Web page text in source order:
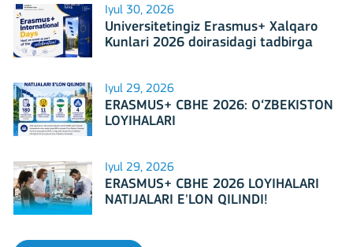
Iyul 30, 2026
Universitetingiz Erasmus+ Xalqaro
Kunlari 2026 doirasidagi tadbirga
Iyul 29, 2026
ERASMUS+ CBHE 2026: O‘ZBEKISTON
LOYIHALARI
Iyul 29, 2026
ERASMUS+ CBHE 2026 LOYIHALARI
NATIJALARI E'LON QILINDI!